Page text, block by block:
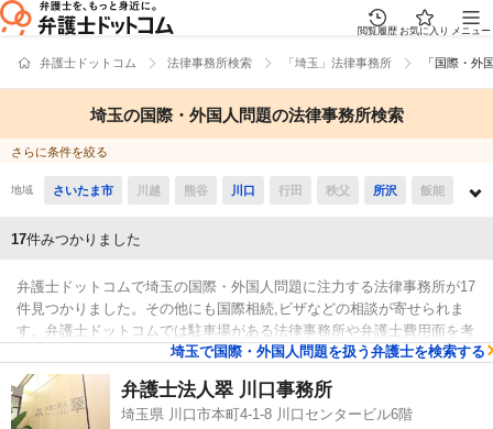
閲覧履歴 お気に入り メニュー
弁護士ドットコム 法律事務所検索 「埼玉」法律事務所 「国際・外
埼玉の国際・外国人問題の法律事務所検索
さらに条件を絞る
地域 さいたま市 川越 熊谷 川口 行田 秩父 所沢 飯能
新座 桶川 久喜 北本 八潮 富士見 三郷 蓮田
坂戸 幸手 鶴ヶ島 日高 吉川 ふじみ野 白岡 伊奈
三芳 毛呂山 越生 滑川 嵐山 小川
鳩山 ときがわ 横瀬 皆野 長瀞 小鹿野 東秩父
弁護士ドットコムで埼玉の国際・外国人問題に注力する法律事務所が17
件見つかりました。その他にも国際相続,ビザなどの相談が寄せられま
す。弁護士ドットコムでは駐車場がある法律事務所や弁護士費用面を考
慮して法テラスを受付している法律事務所などがあります。また、国際
離婚などを幅広く取り扱う弁護士が所属する事務所もおります。そのた
め、例として「口コミの評価が高い国際・外国人で強い法律事務所や法
律事務所の選び方は詳しく調べたけれど、埼玉周辺の法律事務所を交通
17件みつかりました
埼玉で国際・外国人問題を扱う弁護士を検索する
検索結果
弁護士法人翠 川口事務所
埼玉県 川口市本町4-1-8 川口センタービル6階